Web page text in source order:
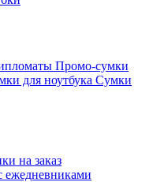
Промо-сумки
для ноутбука Сумки
на заказ
ежедневниками